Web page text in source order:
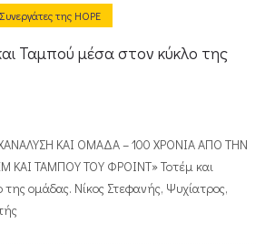
της HOPE
Ταμπού μέσα στον κύκλο της
ΚΑΙ ΟΜΑΔΑ – 100 ΧΡΟΝΙΑ ΑΠΟ ΤΗΝ
ΚΑΙ ΤΑΜΠΟΥ ΤΟΥ ΦΡΟΙΝΤ» Τοτέμ και
ομάδας. Νίκος Στεφανής, Ψυχίατρος,